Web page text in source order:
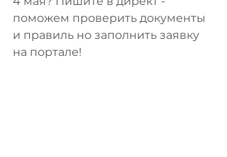
поможем проверить документы
и правиль но заполнить заявку
на портале!